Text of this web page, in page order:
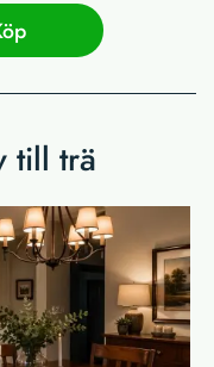
till trä